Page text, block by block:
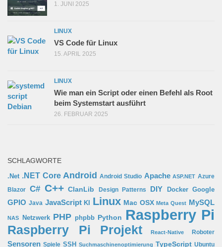
1. JUNI 2025
LINUX
VS Code für Linux
15. APRIL 2025
LINUX
Wie man ein Script oder einen Befehl als Root
beim Systemstart ausführt
26. FEBRUAR 2025
SCHLAGWORTE
.Net .NET Core Android Android Studio Apache ASP.NET Azure
Blazor C# C++ ClanLib Design Patterns DIY Docker Google
GPIO Java JavaScript KI Linux Mac OSX Meta Quest MySQL
NAS Netzwerk PHP phpbb Python Raspberry Pi
Raspberry Pi Projekt React-Native Roboter
Sensoren Spiele SSH Suchmaschinenoptimierung TypeScript Ubuntu